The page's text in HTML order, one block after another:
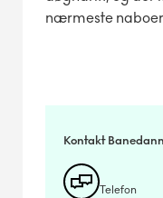
nærmeste
Kontakt
Telefon